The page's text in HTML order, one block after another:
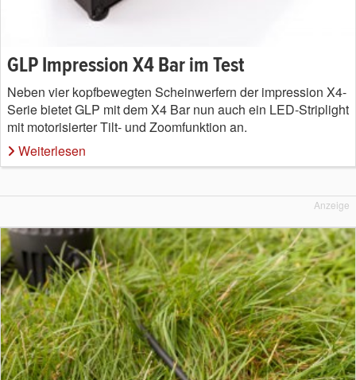
GLP Impression X4 Bar im Test
Neben vier kopfbewegten Scheinwerfern der impression X4-
Serie bietet GLP mit dem X4 Bar nun auch ein LED-Striplight
mit motorisierter Tilt- und Zoomfunktion an.
Weiterlesen
Anzeige